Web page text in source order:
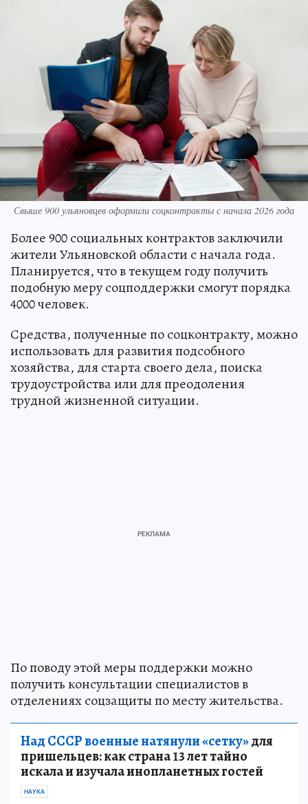
Свыше 900 ульяновцев оформили соцконтракты с начала 2026 года
Более 900 социальных контрактов заключили
жители Ульяновской области с начала года.
Планируется, что в текущем году получить
подобную меру соцподдержки смогут порядка
4000 человек.
Средства, полученные по соцконтракту, можно
использовать для развития подсобного
хозяйства, для старта своего дела, поиска
трудоустройства или для преодоления
трудной жизненной ситуации.
По поводу этой меры поддержки можно
получить консультации специалистов в
отделениях соцзащиты по месту жительства.
Над СССР военные натянули «сетку»для
пришельцев: как страна 13 лет тайно
искала и изучала инопланетных гостей
НАУКА